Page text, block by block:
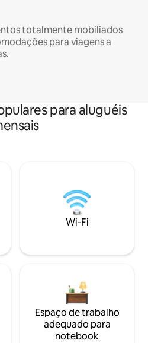
totalmente mobiliados
para viagens a
para aluguéis
Wi-Fi
Espaço de trabalho
adequado para
notebook